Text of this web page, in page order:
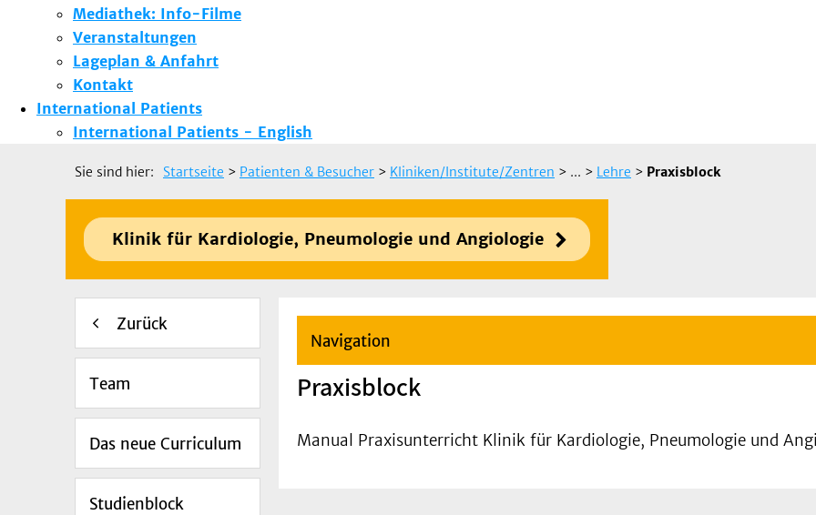
Mediathek: Info-Filme
Veranstaltungen
Lageplan & Anfahrt
Kontakt
International Patients
International Patients - English
Sie sind hier: Startseite > Patienten & Besucher > Kliniken/Institute/Zentren > ... > Lehre > Praxisblock
Klinik für Kardiologie, Pneumologie und Angiologie
Zurück
Team
Das neue Curriculum
Studienblock
Navigation
Praxisblock
Manual Praxisunterricht Klinik für Kardiologie, Pneumologie und